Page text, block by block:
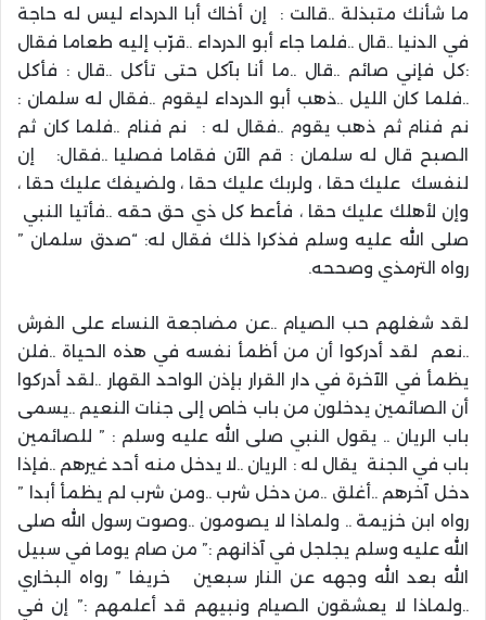
ما شأنك متبذلة ..قالت : إن أخاك أبا الدرداء ليس له حاجة
في الدنيا ..قال ..فلما جاء أبو الدرداء ..قرّب إليه طعاما فقال
:كل فإني صائم ..قال ..ما أنا بآكل حتى تأكل ..قال : فأكل
..فلما كان الليل ..ذهب أبو الدرداء ليقوم ..فقال له سلمان :
نم فنام ثم ذهب يقوم ..فقال له : نم فنام ..فلما كان ثم
الصبح قال له سلمان : قم الآن فقاما فصليا ..فقال: إن
لنفسك عليك حقا ، ولربك عليك حقا ، ولضيفك عليك حقا ،
وإن لأهلك عليك حقا ، فأعط كل ذي حق حقه ..فأتيا النبي
صلى الله عليه وسلم فذكرا ذلك فقال له: “صدق سلمان ”
رواه الترمذي وصححه.
لقد شغلهم حب الصيام ..عن مضاجعة النساء على الفرش
..نعم لقد أدركوا أن من أظمأ نفسه في هذه الحياة ..فلن
يظمأ في الآخرة في دار القرار بإذن الواحد القهار ..لقد أدركوا
أن الصائمين يدخلون من باب خاص إلى جنات النعيم ..يسمى
باب الريان .. يقول النبي صلى الله عليه وسلم : ” للصائمين
باب في الجنة يقال له : الريان ..لا يدخل منه أحد غيرهم ..فإذا
دخل آخرهم ..أغلق ..من دخل شرب ..ومن شرب لم يظمأ أبدا ”
رواه ابن خزيمة .. ولماذا لا يصومون ..وصوت رسول الله صلى
الله عليه وسلم يجلجل في آذانهم :” من صام يوما في سبيل
الله بعد الله وجهه عن النار سبعين خريفا ” رواه البخاري
..ولماذا لا يعشقون الصيام ونبيهم قد أعلمهم :” إن في